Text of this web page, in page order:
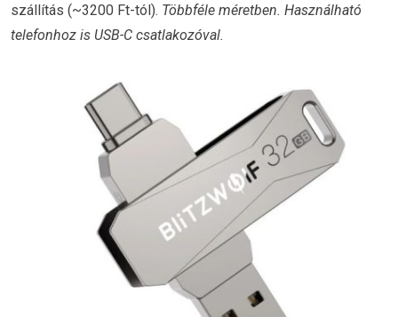
szállítás (~3200 Ft-tól). Többféle méretben. Használható
telefonhoz is USB-C csatlakozóval.